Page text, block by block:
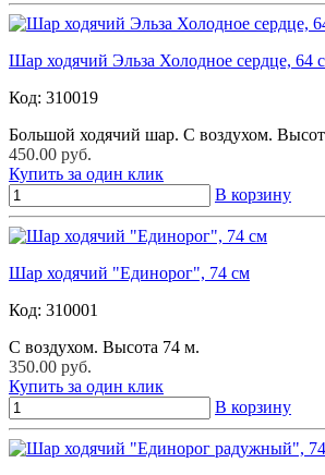
Шар ходячий Эльза Холодное сердце, 64
Код: 310019
Большой ходячий шар. С воздухом.
450.00 руб.
Купить за один клик
В корзину
Шар ходячий "Единорог", 74 см
Код: 310001
С воздухом. Высота 74 м.
350.00 руб.
Купить за один клик
В корзину